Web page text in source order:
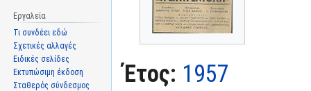
Έτος: 1957
Εργαλεία
Τι συνδέει εδώ
Σχετικές αλλαγές
Ειδικές σελίδες
Εκτυπώσιμη έκδοση
Σταθερός σύνδεσμος